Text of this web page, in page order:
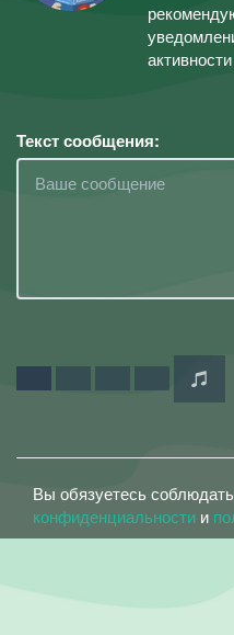
Текст сообщения:
Вы обязуетесь соблюдать
конфиденциальности и